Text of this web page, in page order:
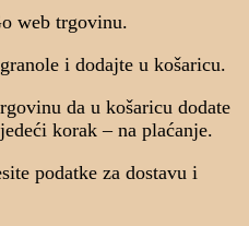
web trgovinu.
i dodajte u košaricu.
da u košaricu dodate
korak – na plaćanje.
podatke za dostavu i